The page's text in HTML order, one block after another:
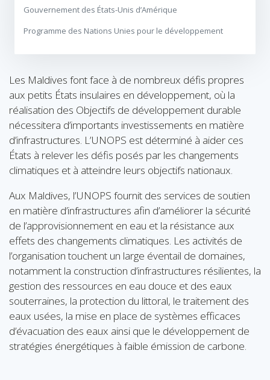
Gouvernement des États-Unis d’Amérique
Programme des Nations Unies pour le développement
Les Maldives font face à de nombreux défis propres
aux petits États insulaires en développement, où la
réalisation des Objectifs de développement durable
nécessitera d’importants investissements en matière
d’infrastructures. L’UNOPS est déterminé à aider ces
États à relever les défis posés par les changements
climatiques et à atteindre leurs objectifs nationaux.
Aux Maldives, l’UNOPS fournit des services de soutien
en matière d’infrastructures afin d’améliorer la sécurité
de l’approvisionnement en eau et la résistance aux
effets des changements climatiques. Les activités de
l’organisation touchent un large éventail de domaines,
notamment la construction d’infrastructures résilientes, la
gestion des ressources en eau douce et des eaux
souterraines, la protection du littoral, le traitement des
eaux usées, la mise en place de systèmes efficaces
d’évacuation des eaux ainsi que le développement de
stratégies énergétiques à faible émission de carbone.
0
1
2
3
0
1
2
3
0
1
2
0
1
2